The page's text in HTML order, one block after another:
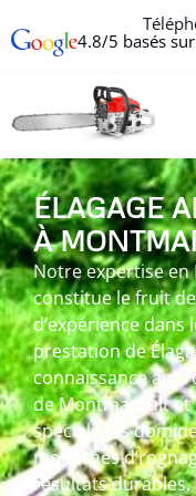
4.8/5 basés
ÉLAGAGE
À
Notre expertise en
constitue le fruit
d’expérience dans
prestation de
connaissance
de Montmarault et
spécialistes
modernes
résultats durables.